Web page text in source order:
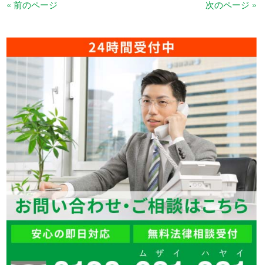
« 前のページ 次のページ »